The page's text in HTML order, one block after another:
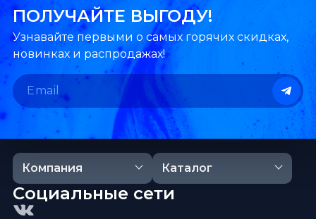
ПОЛУЧАЙТЕ ВЫГОДУ!
Узнавайте первыми о самых горячих скидках,
новинках и распродажах!
Компания Каталог
Социальные сети